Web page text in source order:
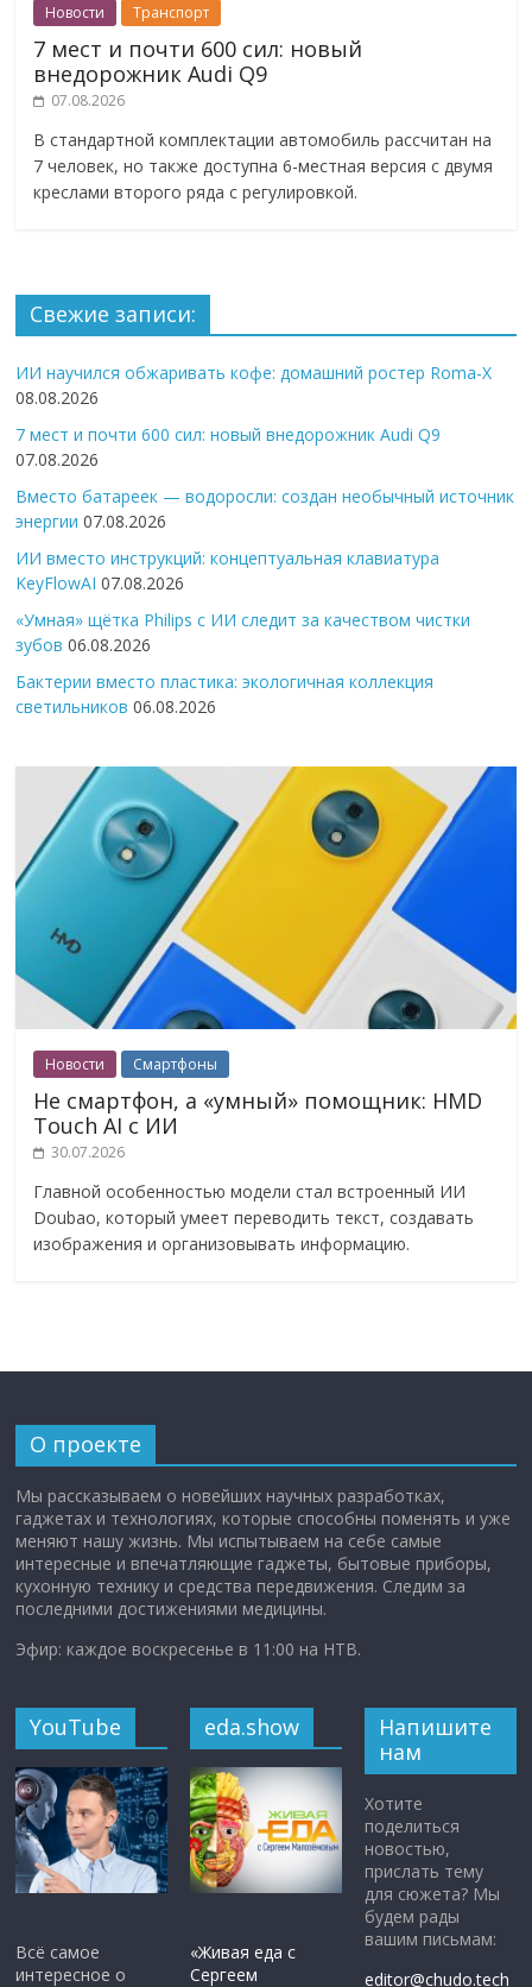
Новости Транспорт
7 мест и почти 600 сил: новый
внедорожник Audi Q9
07.08.2026
В стандартной комплектации автомобиль рассчитан на
7 человек, но также доступна 6-местная версия с двумя
креслами второго ряда с регулировкой.
Свежие записи:
ИИ научился обжаривать кофе: домашний ростер Roma-X
08.08.2026
7 мест и почти 600 сил: новый внедорожник Audi Q9
07.08.2026
Вместо батареек — водоросли: создан необычный источник
энергии 07.08.2026
ИИ вместо инструкций: концептуальная клавиатура
KeyFlowAI 07.08.2026
«Умная» щётка Philips с ИИ следит за качеством чистки
зубов 06.08.2026
Бактерии вместо пластика: экологичная коллекция
светильников 06.08.2026
Новости Смартфоны
Не смартфон, а «умный» помощник: HMD
Touch AI с ИИ
30.07.2026
Главной особенностью модели стал встроенный ИИ
Doubao, который умеет переводить текст, создавать
изображения и организовывать информацию.
О проекте
Мы рассказываем о новейших научных разработках,
гаджетах и технологиях, которые способны поменять и уже
меняют нашу жизнь. Мы испытываем на себе самые
интересные и впечатляющие гаджеты, бытовые приборы,
кухонную технику и средства передвижения. Следим за
последними достижениями медицины.
Эфир: каждое воскресенье в 11:00 на НТВ.
YouTube
Всё самое
интересное о
eda.show
«Живая еда с
Сергеем
Напишите
нам
Хотите
поделиться
новостью,
прислать тему
для сюжета? Мы
будем рады
вашим письмам:
editor@chudo.tech